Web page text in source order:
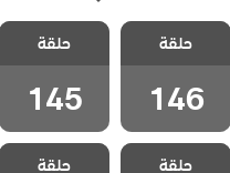
مسلسل لا تترك
يدي مدبلج
الحلقة 146
حلقة
146
مسلسل لا تترك
يدي مدبلج
الحلقة 145
حلقة
145
مسلسل لا تترك
يدي مدبلج
حلقة
مسلسل لا تترك
يدي مدبلج
حلقة